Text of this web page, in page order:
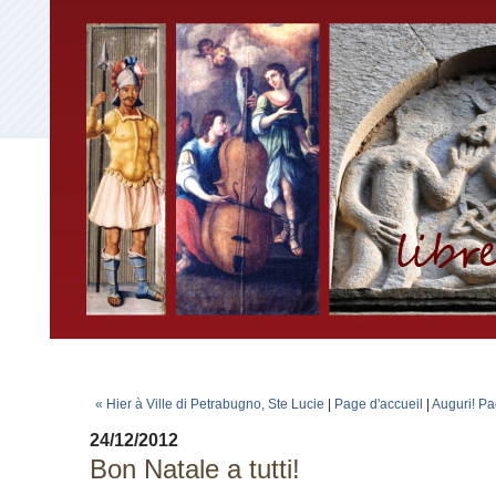
« Hier à Ville di Petrabugno, Ste Lucie Page d'accueil Auguri!
24/12/2012
Bon Natale a tutti!